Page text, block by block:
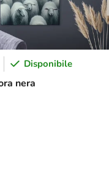
nera
Disponibile